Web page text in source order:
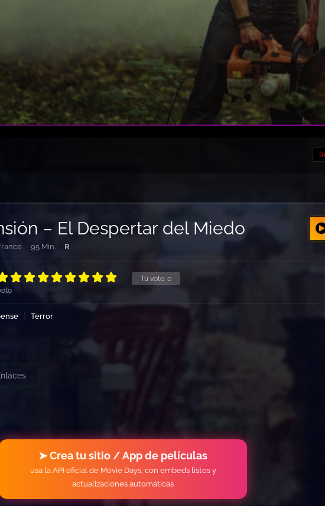
– El Despertar del Miedo
95 Min. R
Tu voto: 0
Terror
➤ Crea tu sitio / App de películas
usa la API oficial de Movie Days, con embeds listos y
actualizaciones automáticas